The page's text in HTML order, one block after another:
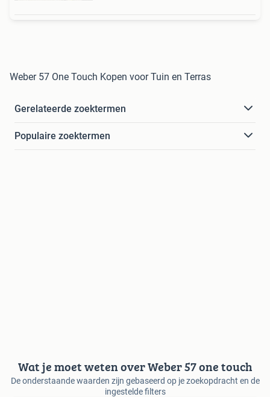
Weber 57 One Touch Kopen voor Tuin en Terras
Gerelateerde zoektermen
Populaire zoektermen
Wat je moet weten over Weber 57 one touch
De onderstaande waarden zijn gebaseerd op je zoekopdracht en de
ingestelde filters